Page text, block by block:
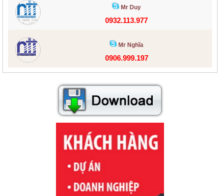
Mr Duy
0932.113.977
Mr Nghĩa
0906.999.197